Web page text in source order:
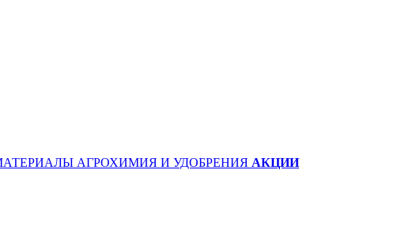
АГРОХИМИЯ И УДОБРЕНИЯ АКЦИИ